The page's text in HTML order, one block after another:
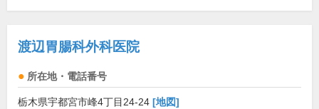
渡辺胃腸科外科医院
所在地・電話番号
栃木県宇都宮市峰4丁目24-24 [地図]